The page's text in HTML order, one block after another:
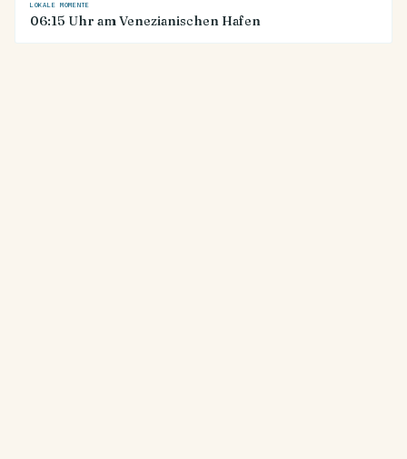
LOKALE MOMENTE
06:15 Uhr am Venezianischen Hafen